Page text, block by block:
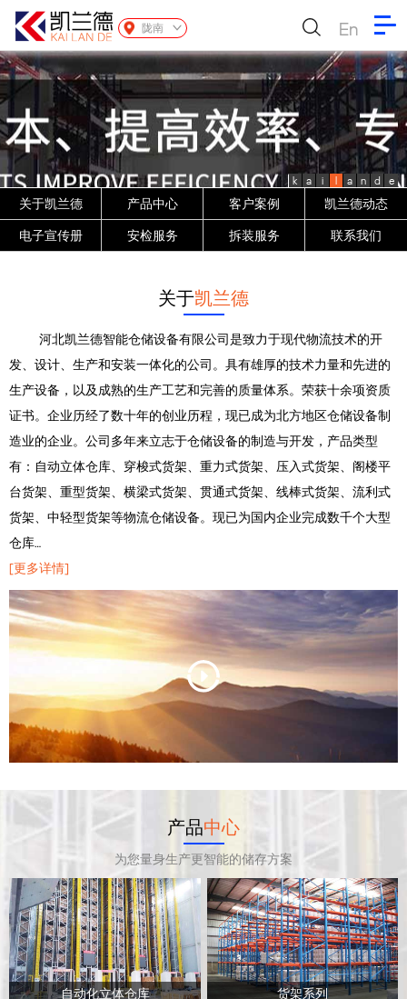
陇南 En
k a i l a n d e
关于凯兰德 产品中心 客户案例 凯兰德动态
电子宣传册 安检服务 拆装服务 联系我们
关于凯兰德
河北凯兰德智能仓储设备有限公司是致力于现代物流技术的开
发、设计、生产和安装一体化的公司。具有雄厚的技术力量和先进的
生产设备，以及成熟的生产工艺和完善的质量体系。荣获十余项资质
证书。企业历经了数十年的创业历程，现已成为北方地区仓储设备制
造业的企业。公司多年来立志于仓储设备的制造与开发，产品类型
有：自动立体仓库、穿梭式货架、重力式货架、压入式货架、阁楼平
台货架、重型货架、横梁式货架、贯通式货架、线棒式货架、流利式
货架、中轻型货架等物流仓储设备。现已为国内企业完成数千个大型
仓库…
[更多详情]
产品中心
为您量身生产更智能的储存方案
自动化立体仓库 货架系列